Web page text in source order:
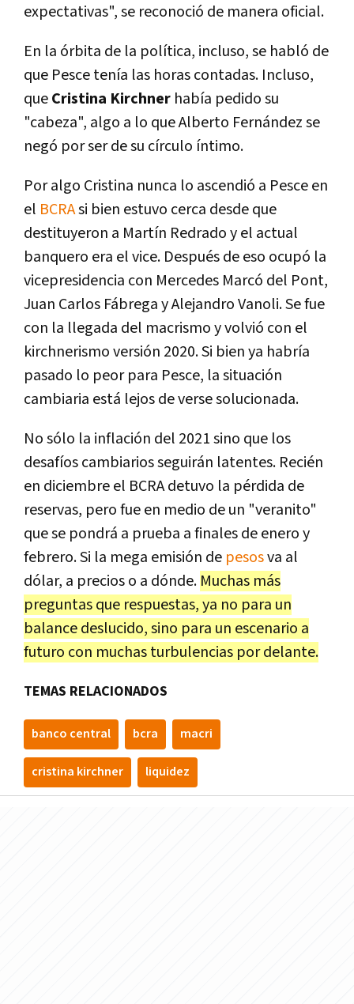
expectativas", se reconoció de manera oficial.
En la órbita de la política, incluso, se habló de
que Pesce tenía las horas contadas. Incluso,
queCristina Kirchner había pedido su
"cabeza", algo a lo que Alberto Fernández se
negó por ser de su círculo íntimo.
Por algo Cristina nunca lo ascendió a Pesce en
el BCRAsi bien estuvo cerca desde que
destituyeron a Martín Redrado y el actual
banquero era el vice. Después de eso ocupó la
vicepresidencia con Mercedes Marcó del Pont,
Juan Carlos Fábrega y Alejandro Vanoli. Se fue
con la llegada del macrismo y volvió con el
kirchnerismo versión 2020. Si bien ya habría
pasado lo peor para Pesce, la situación
cambiaria está lejos de verse solucionada.
No sólo la inflación del 2021 sino que los
desafíos cambiarios seguirán latentes. Recién
en diciembre el BCRA detuvo la pérdida de
reservas, pero fue en medio de un "veranito"
que se pondrá a prueba a finales de enero y
febrero. Si la mega emisión de pesosva al
dólar, a precios o a dónde. Muchas más
preguntas que respuestas, ya no para un
balance deslucido, sino para un escenario a
futuro con muchas turbulencias por delante.
TEMAS RELACIONADOS
banco central bcra macri
cristina kirchner liquidez